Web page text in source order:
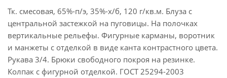
Тк. смесовая, 65%-п/э, 35%-х/б, 120 г/кв.м. Блуза с
центральной застежкой на пуговицы. На полочках
вертикальные рельефы. Фигурные карманы, воротник
и манжеты с отделкой в виде канта контрастного цвета.
Рукава 3/4. Брюки свободного покроя на резинке.
Колпак с фигурной отделкой. ГОСТ 25294-2003